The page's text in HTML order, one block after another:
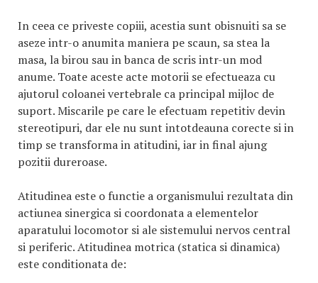
In ceea ce priveste copiii, acestia sunt obisnuiti sa se
aseze intr-o anumita maniera pe scaun, sa stea la
masa, la birou sau in banca de scris intr-un mod
anume. Toate aceste acte motorii se efectueaza cu
ajutorul coloanei vertebrale ca principal mijloc de
suport. Miscarile pe care le efectuam repetitiv devin
stereotipuri, dar ele nu sunt intotdeauna corecte si in
timp se transforma in atitudini, iar in final ajung
pozitii dureroase.
Atitudinea este o functie a organismului rezultata din
actiunea sinergica si coordonata a elementelor
aparatului locomotor si ale sistemului nervos central
si periferic. Atitudinea motrica (statica si dinamica)
este conditionata de: